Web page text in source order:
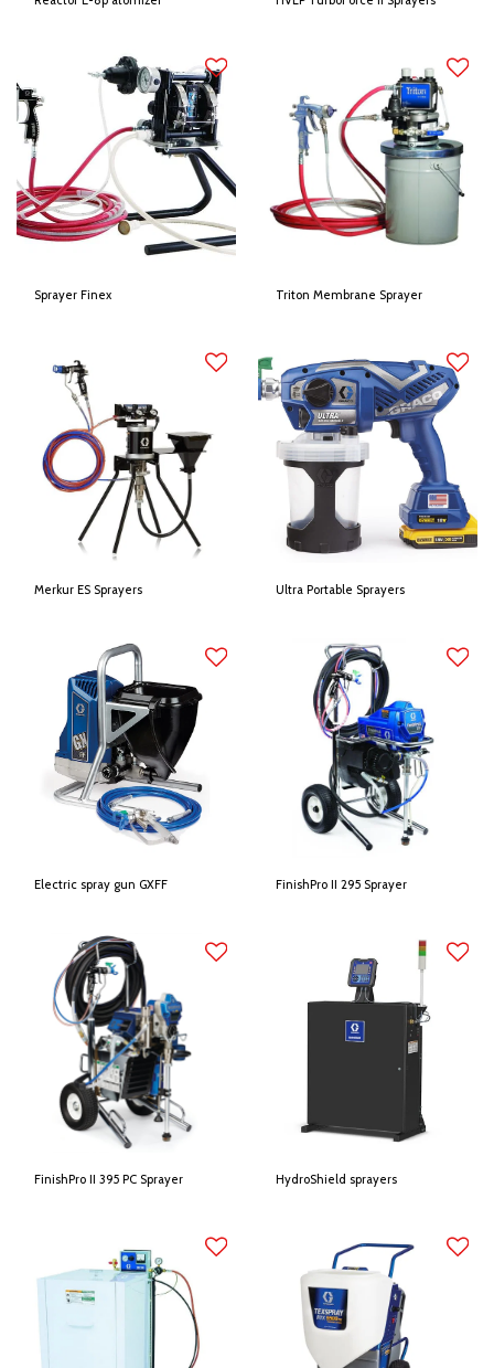
Sprayer Finex Triton Membrane Sprayer
Merkur ES Sprayers Ultra Portable Sprayers
Electric spray gun GXFF FinishPro II 295 Sprayer
FinishPro II 395 PC Sprayer HydroShield sprayers